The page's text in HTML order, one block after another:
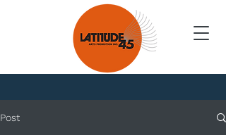
Nouvelles
Post